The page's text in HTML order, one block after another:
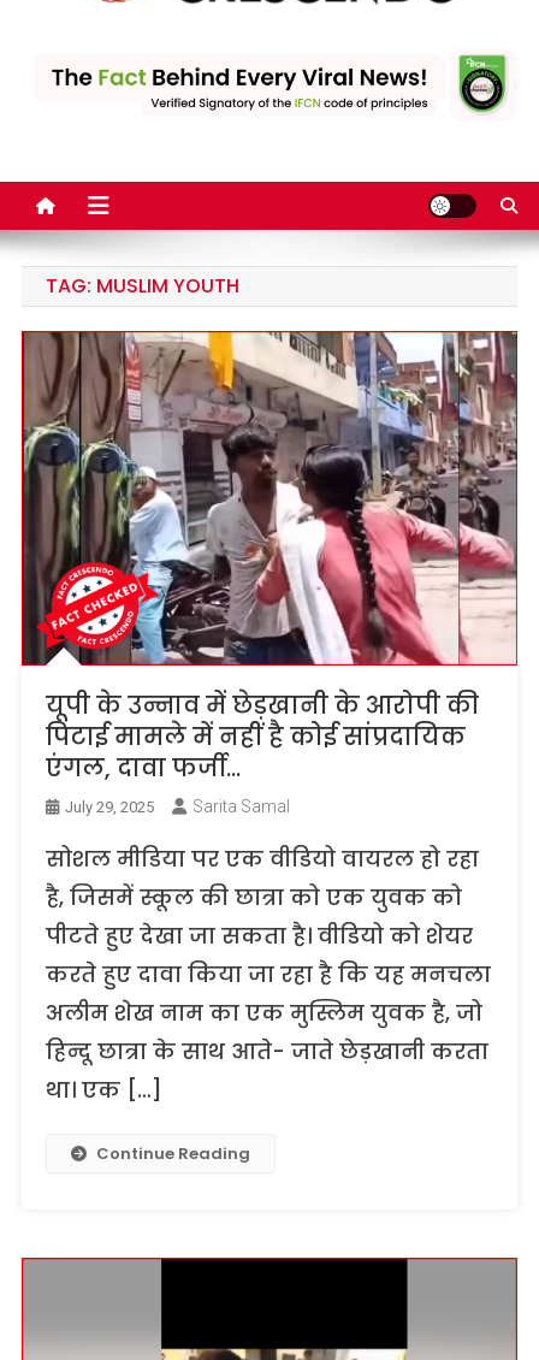
leading fact-checking
TAG: MUSLIM YOUTH
यूपी के उन्नाव में छेड़खानी के आरोपी की
पिटाई मामले में नहीं है कोई सांप्रदायिक
एंगल, दावा फर्जी…
July 29, 2025 Sarita Samal
सोशल मीडिया पर एक वीडियो वायरल हो रहा
है, जिसमें स्कूल की छात्रा को एक युवक को
पीटते हुए देखा जा सकता है। वीडियो को शेयर
करते हुए दावा किया जा रहा है कि यह मनचला
अलीम शेख नाम का एक मुस्लिम युवक है, जो
हिन्दू छात्रा के साथ आते- जाते छेड़खानी करता
था। एक […]
Continue Reading